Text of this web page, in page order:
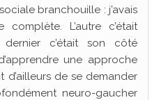
branchouille : j’avais
L’autre c’était
c’était son côté
une approche
d’ailleurs de se demander
neuro-gaucher